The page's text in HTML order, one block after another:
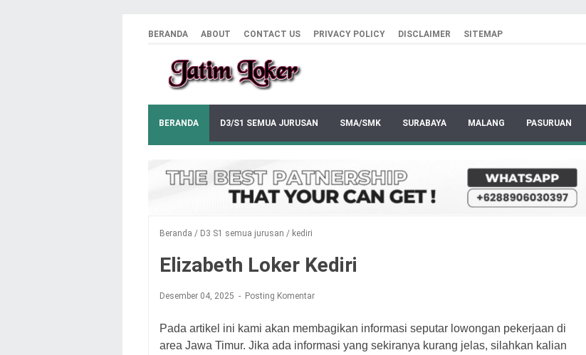
BERANDA ABOUT CONTACT US PRIVACY POLICY DISCLAIMER SITEMAP
BERANDA D3/S1 SEMUA JURUSAN SMA/SMK SURABAYA MALANG PASURUAN
Beranda / D3 S1 semua jurusan / kediri
Elizabeth Loker Kediri
Desember 04, 2025 Posting Komentar
Pada artikel ini kami akan membagikan informasi seputar lowongan pekerjaan di
area Jawa Timur. Jika ada informasi yang sekiranya kurang jelas, silahkan kalian